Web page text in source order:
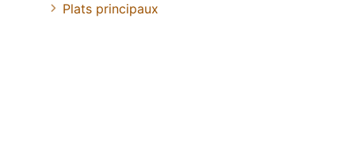
Plats principaux